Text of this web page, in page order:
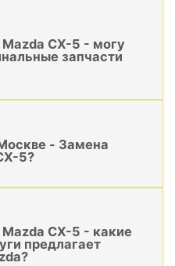
CX-5 - могу
запчасти
- Замена
5?
CX-5 - какие
предлагает